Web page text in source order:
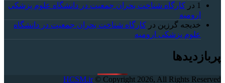
1 در کارگاه شناخت بحران جمعیت در دانشگاه علوم پزشکی
ارومیه
خديجه گرزین در کارگاه شناخت بحران جمعیت در دانشگاه
علوم پزشکی ارومیه
پربازدیدها
HCSM.ir© Copyright 2026, All Rights Reserved